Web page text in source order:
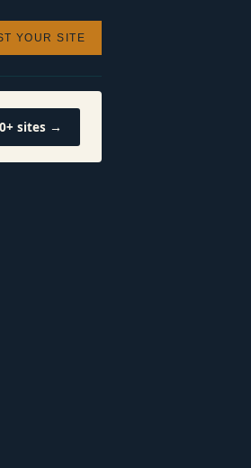
YOUR SITE
sites →